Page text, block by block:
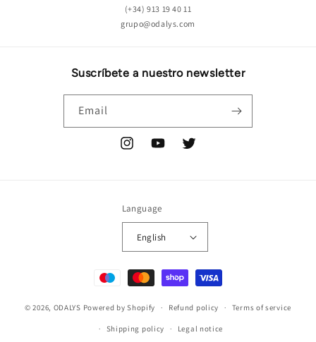
(+34) 913 19 40 11
grupo@odalys.com
Suscríbete a nuestro newsletter
Email
InstagramYouTubeTwitter
Language
English
Payment
methods
© 2026, ODALYS Powered by Shopify Refund policy Terms of service
Shipping policy Legal notice